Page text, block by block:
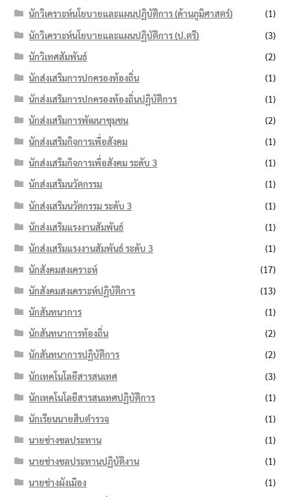
นักวิเคราะห์นโยบายและแผนปฏิบัติการ (ด้านภูมิศาสตร์)
(1)
นักวิเคราะห์นโยบายและแผนปฏิบัติการ (ป.ตรี)
(3)
นักวิเทศสัมพันธ์
(2)
นักส่งเสริมการปกครองท้องถิ่น
(1)
นักส่งเสริมการปกครองท้องถิ่นปฏิบัติการ
(1)
นักส่งเสริมการพัฒนาชุมชน
(2)
นักส่งเสริมกิจการเพื่อสังคม
(1)
นักส่งเสริมกิจการเพื่อสังคม ระดับ 3
(1)
นักส่งเสริมนวัตกรรม
(1)
นักส่งเสริมนวัตกรรม ระดับ 3
(1)
นักส่งเสริมแรงงานสัมพันธ์
(1)
นักส่งเสริมแรงงานสัมพันธ์ ระดับ 3
(1)
นักสังคมสงเคราะห์
(17)
นักสังคมสงเคราะห์ปฏิบัติการ
(13)
นักสันทนาการ
(1)
นักสันทนาการท้องถิ่น
(2)
นักสันทนาการปฏิบัติการ
(2)
นักเทคโนโลยีสารสนเทศ
(3)
นักเทคโนโลยีสารสนเทศปฏิบัติการ
(1)
นักเรียนนายสิบตำรวจ
(1)
นายช่างชลประทาน
(1)
นายช่างชลประทานปฏิบัติงาน
(1)
นายช่างผังเมือง
(1)